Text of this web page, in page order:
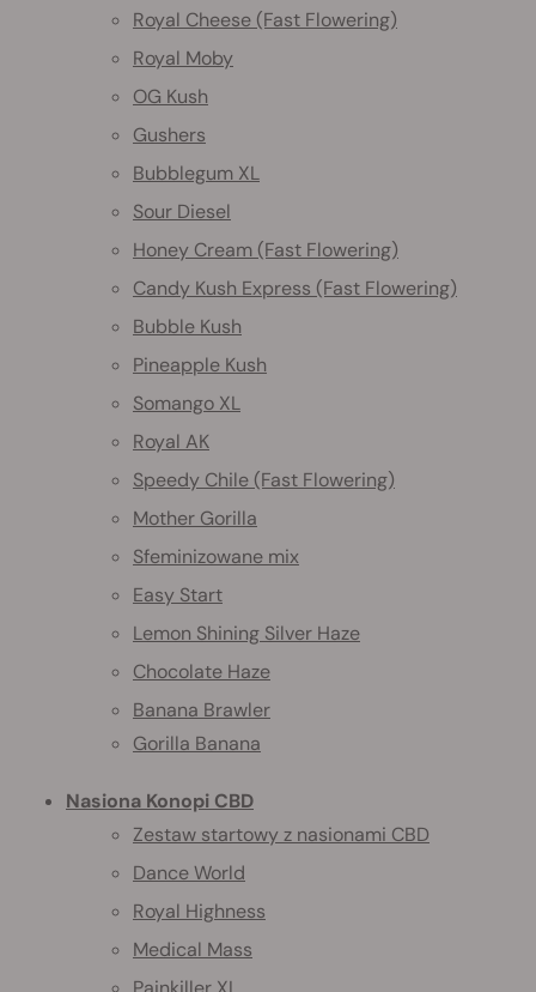
Royal Cheese (Fast Flowering)
Royal Moby
OG Kush
Gushers
Bubblegum XL
Sour Diesel
Honey Cream (Fast Flowering)
Candy Kush Express (Fast Flowering)
Bubble Kush
Pineapple Kush
Somango XL
Royal AK
Speedy Chile (Fast Flowering)
Mother Gorilla
Sfeminizowane mix
Easy Start
Lemon Shining Silver Haze
Chocolate Haze
Banana Brawler
Gorilla Banana
Nasiona Konopi CBD
Zestaw startowy z nasionami CBD
Dance World
Royal Highness
Medical Mass